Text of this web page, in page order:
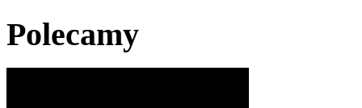
Polecamy